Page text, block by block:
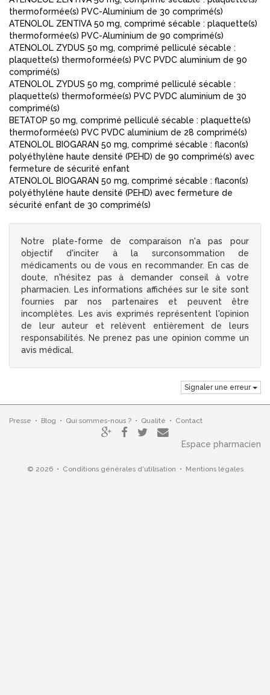
thermoformée(s) PVC-Aluminium de 30 comprimé(s)
ATENOLOL ZENTIVA 50 mg, comprimé sécable : plaquette(s)
thermoformée(s) PVC-Aluminium de 90 comprimé(s)
ATENOLOL ZYDUS 50 mg, comprimé pelliculé sécable :
plaquette(s) thermoformée(s) PVC PVDC aluminium de 90
comprimé(s)
ATENOLOL ZYDUS 50 mg, comprimé pelliculé sécable :
plaquette(s) thermoformée(s) PVC PVDC aluminium de 30
comprimé(s)
BETATOP 50 mg, comprimé pelliculé sécable : plaquette(s)
thermoformée(s) PVC PVDC aluminium de 28 comprimé(s)
ATENOLOL BIOGARAN 50 mg, comprimé sécable : flacon(s)
polyéthylène haute densité (PEHD) de 90 comprimé(s) avec
fermeture de sécurité enfant
ATENOLOL BIOGARAN 50 mg, comprimé sécable : flacon(s)
polyéthylène haute densité (PEHD) avec fermeture de
sécurité enfant de 30 comprimé(s)
Notre plate-forme de comparaison n'a pas pour
objectif d'inciter à la surconsommation de
médicaments ou de vous en recommander. En cas de
doute, n'hésitez pas à demander conseil à votre
pharmacien. Les informations affichées sur le site sont
fournies par nos partenaires et peuvent être
incomplètes. Les avis exprimés représentent l'opinion
de leur auteur et relèvent entièrement de leurs
responsabilités. Ne prenez pas une opinion comme un
avis médical.
Signaler une erreur
Presse • Blog • Qui sommes-nous ? • Qualité • Contact
Espace pharmacien
© 2026 • Conditions générales d'utilisation • Mentions légales